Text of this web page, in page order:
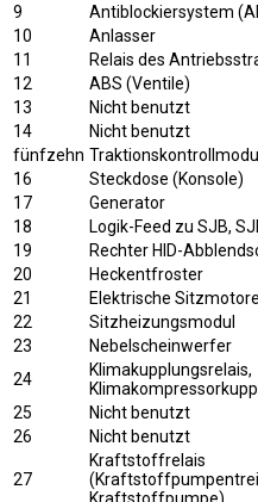
9
Antiblockiersystem
10
Anlasser
11
Relais des
12
ABS (Ventile)
13
Nicht benutzt
14
Nicht benutzt
fünfzehn
16
Steckdose (Konsole)
17
Generator
18
Logik-Feed zu SJB,
19
Rechter HID-
20
Heckentfroster
21
Elektrische
22
Sitzheizungsmodul
23
Nebelscheinwerfer
24
Klimakupplungsrelais,
25
Nicht benutzt
26
Nicht benutzt
27
Kraftstoffrelais
Kraftstoffpumpe)